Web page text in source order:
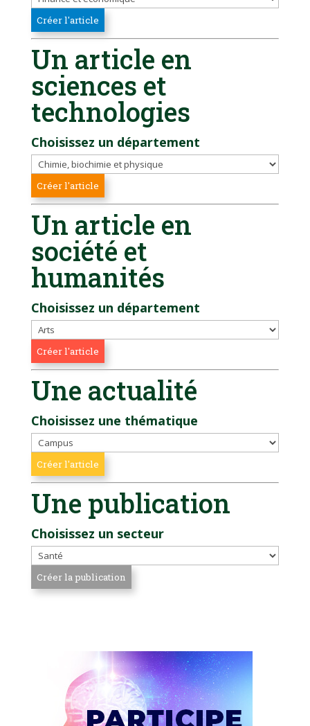
Un article en
sciences et
technologies
Choisissez un département
Un article en
société et
humanités
Choisissez un département
Une actualité
Choisissez une thématique
Une publication
Choisissez un secteur